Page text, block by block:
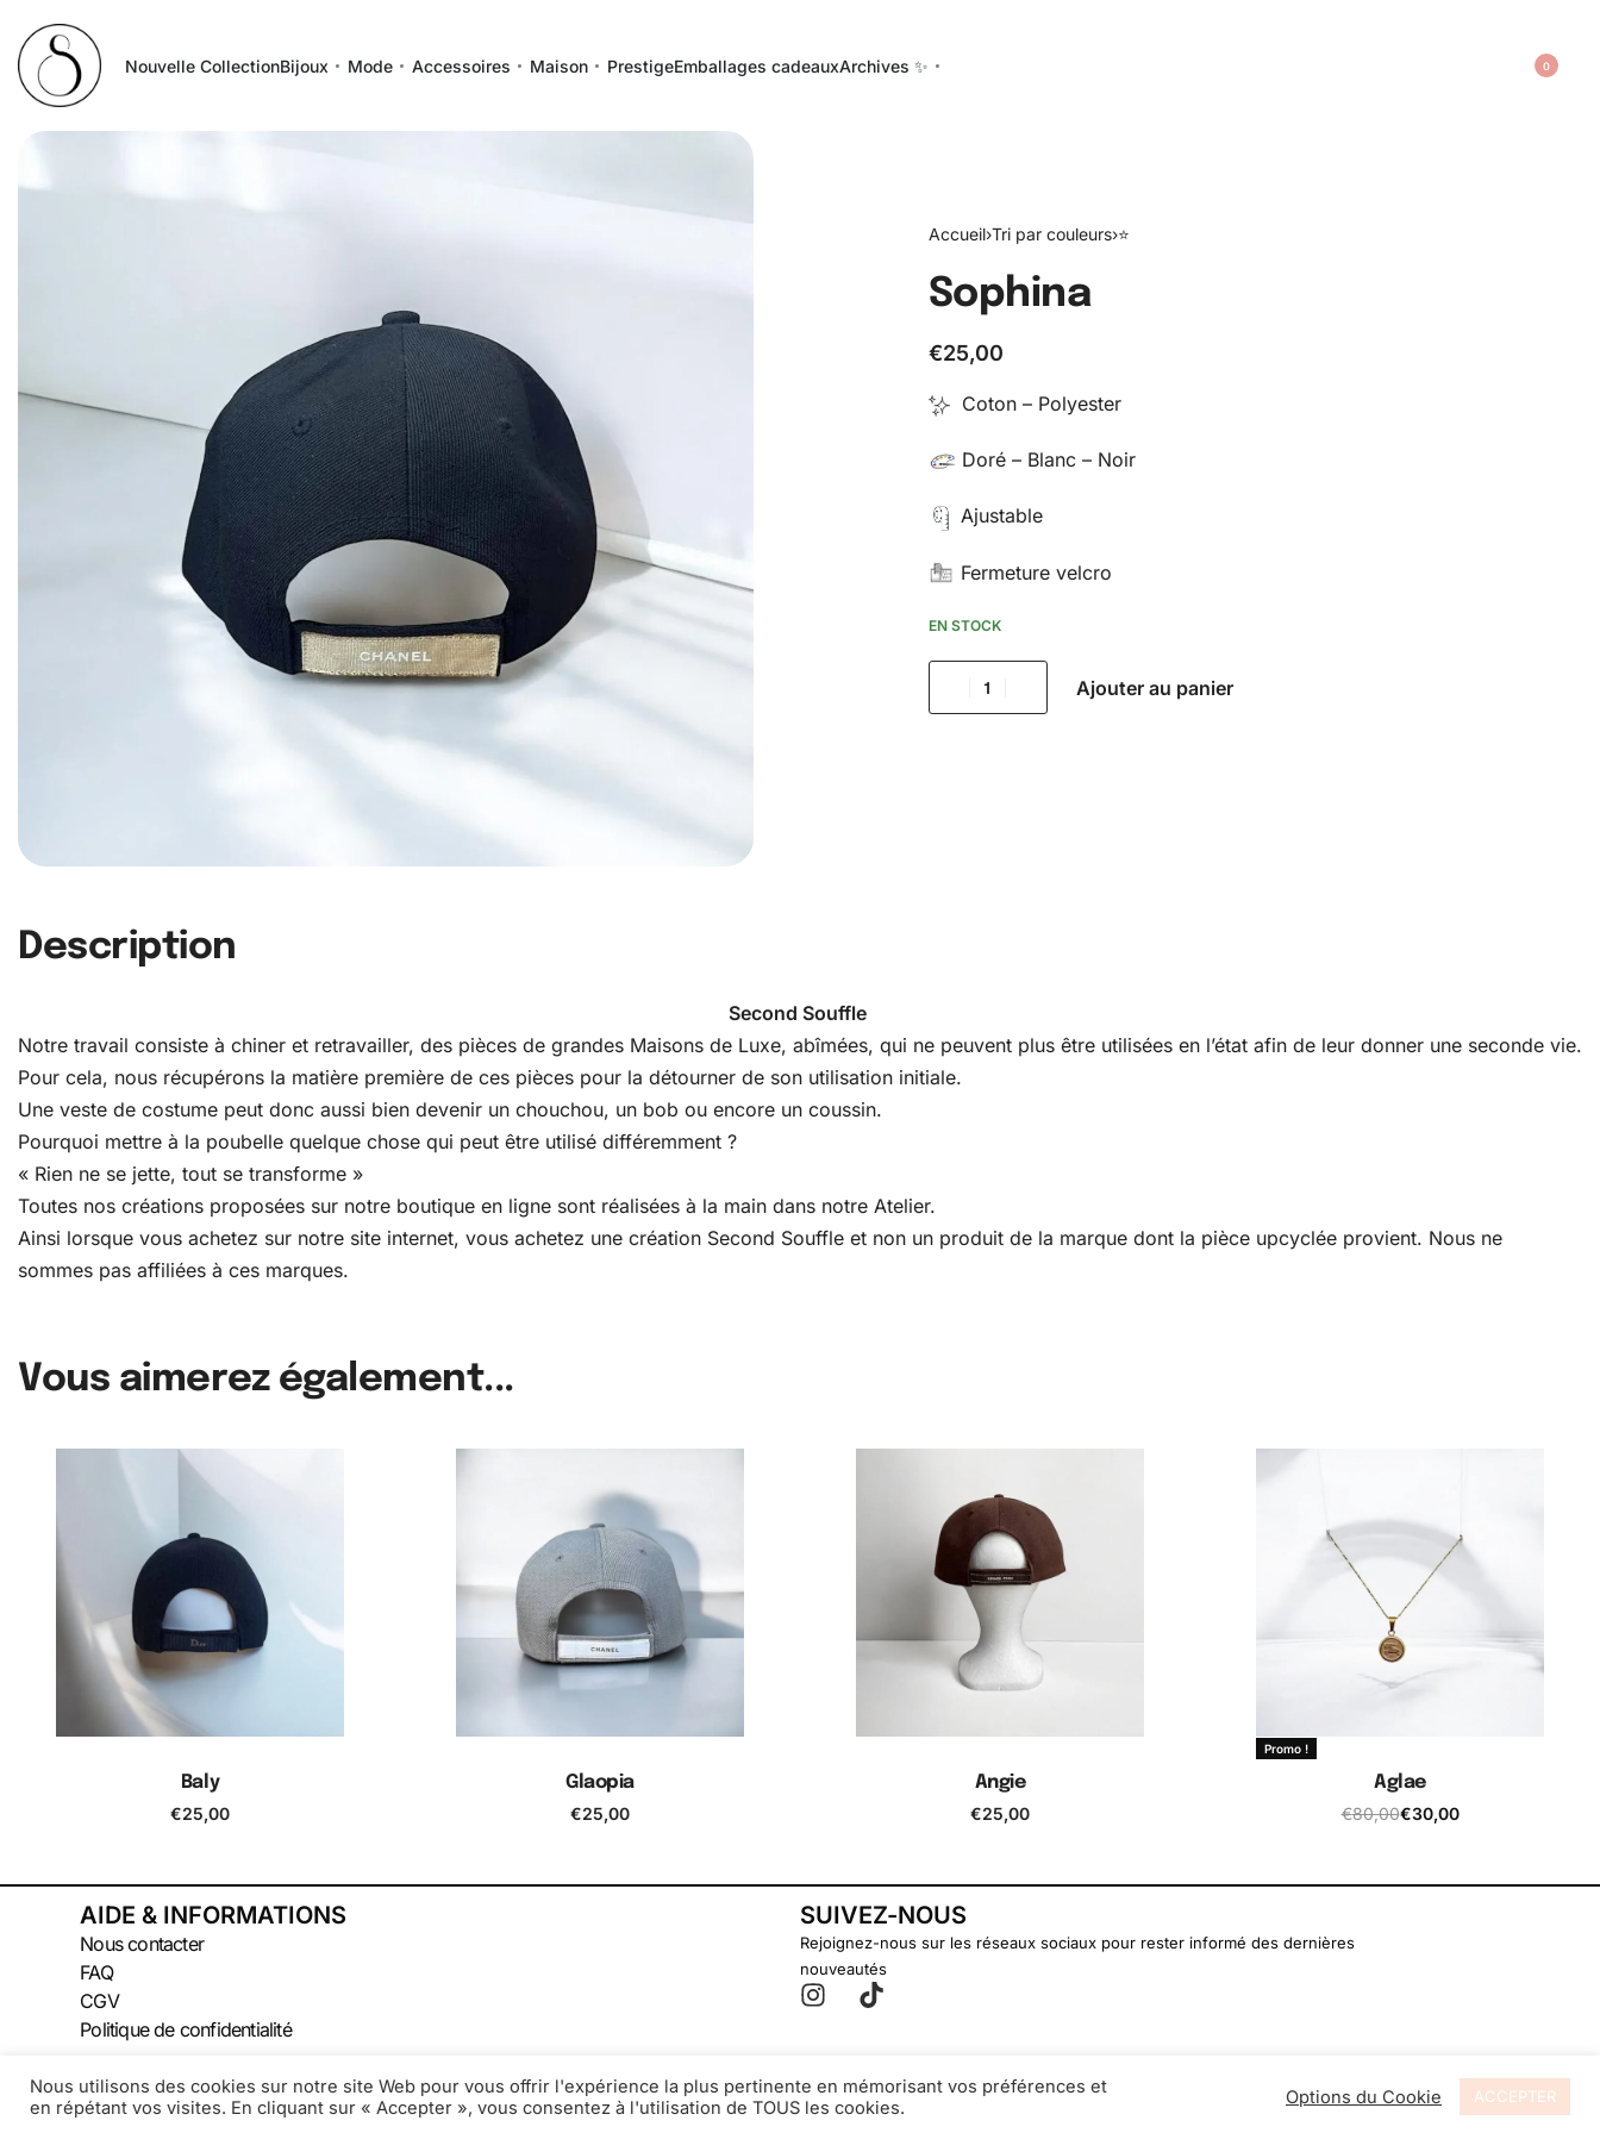
Nouvelle CollectionBijoux Mode Accessoires Maison PrestigeEmballages cadeauxArchives ✨ 0
Accueil›Tri par couleurs›⭐️
Sophina
€25,00
Coton – Polyester
Doré – Blanc – Noir
Ajustable
Fermeture velcro
EN STOCK
Ajouter au panier
Description
Second Souffle
Notre travail consiste à chiner et retravailler, des pièces de grandes Maisons de Luxe, abîmées, qui ne peuvent plus être utilisées en l’état afin de leur donner une seconde vie.
Pour cela, nous récupérons la matière première de ces pièces pour la détourner de son utilisation initiale.
Une veste de costume peut donc aussi bien devenir un chouchou, un bob ou encore un coussin.
Pourquoi mettre à la poubelle quelque chose qui peut être utilisé différemment ?
« Rien ne se jette, tout se transforme »
Toutes nos créations proposées sur notre boutique en ligne sont réalisées à la main dans notre Atelier.
Ainsi lorsque vous achetez sur notre site internet, vous achetez une création Second Souffle et non un produit de la marque dont la pièce upcyclée provient. Nous ne
sommes pas affiliées à ces marques.
Vous aimerez également...
Baly
€25,00
Glaopia
€25,00
Angie
€25,00
Promo !
Aglae
€80,00€30,00
AIDE & INFORMATIONS
Nous contacter
FAQ
CGV
Politique de confidentialité
SUIVEZ-NOUS
Rejoignez-nous sur les réseaux sociaux pour rester informé des dernières
nouveautés
Nous utilisons des cookies sur notre site Web pour vous offrir l'expérience la plus pertinente en mémorisant vos préférences et
en répétant vos visites. En cliquant sur « Accepter », vous consentez à l'utilisation de TOUS les cookies.
Options du Cookie ACCEPTER